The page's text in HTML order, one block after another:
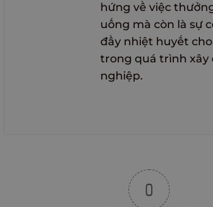
hứng về việc
uống mà còn là sự
đầy nhiệt huyết
trong quá trình xây
nghiệp.
0